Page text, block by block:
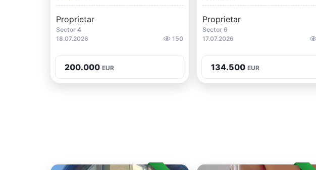
Proprietar
Sector 4
18.07.2026
150
200.000 EUR
Proprietar
Sector 6
17.07.2026
134.500 EUR